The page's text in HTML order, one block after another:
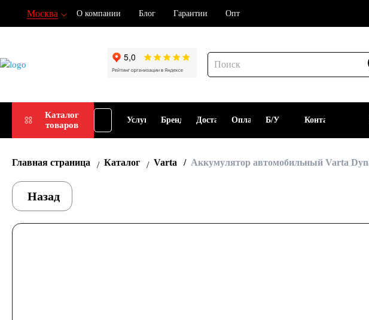
Москва О компании Блог Гарантии Опт
Каталог
товаров
Подбор
АКБ
Услуги Бренды ДоставкаОплата Б/У Контакты
Главная страница Каталог Varta Аккумулятор автомобильный Varta
Назад